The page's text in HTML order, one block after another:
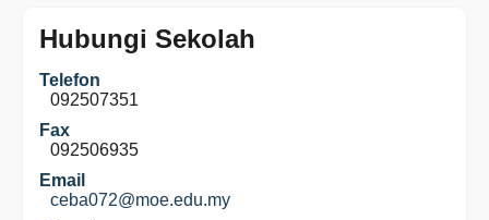
Hubungi Sekolah
Telefon
092507351
Fax
092506935
Email
ceba072@moe.edu.my